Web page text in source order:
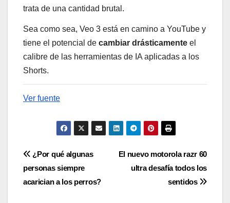
trata de una cantidad brutal.
Sea como sea, Veo 3 está en camino a YouTube y
tiene el potencial de cambiar drásticamente el
calibre de las herramientas de IA aplicadas a los
Shorts.
Ver fuente
Navegación
de
El nuevo motorola razr 60
ultra desafía todos los
sentidos
¿Por qué algunas
personas siempre
acarician a los perros?